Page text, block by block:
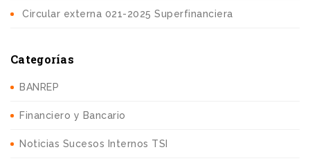
Circular externa 021-2025 Superfinanciera
Categorías
BANREP
Financiero y Bancario
Noticias Sucesos Internos TSI